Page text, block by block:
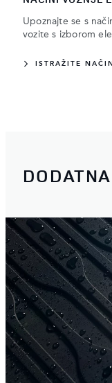
Upoznajte se s
vozite s izborom
ISTRAŽITE